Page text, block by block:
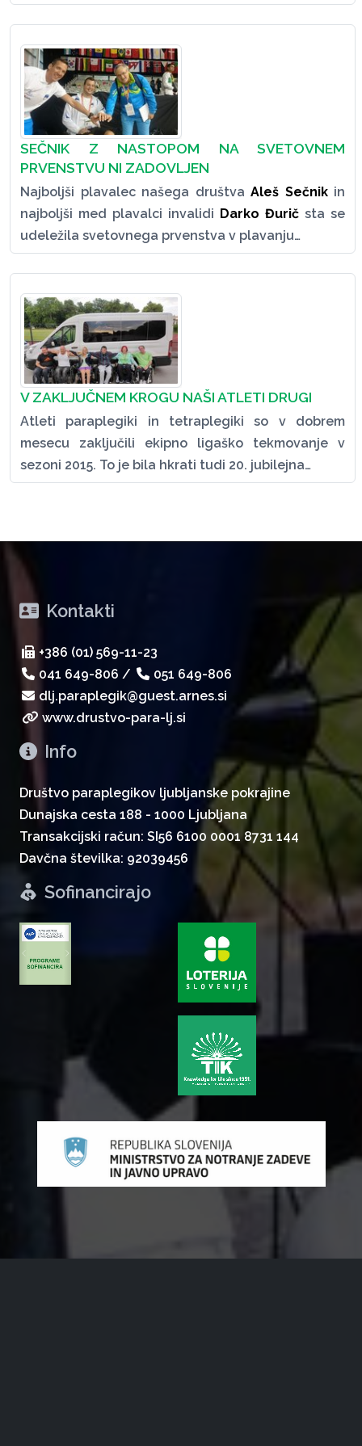
SEČNIK Z NASTOPOM NA SVETOVNEM
PRVENSTVU NI ZADOVLJEN
Najboljši plavalec našega društva Aleš Sečnik in
najboljši med plavalci invalidi Darko Đurič sta se
udeležila svetovnega prvenstva v plavanju…
V ZAKLJUČNEM KROGU NAŠI ATLETI DRUGI
Atleti paraplegiki in tetraplegiki so v dobrem
mesecu zaključili ekipno ligaško tekmovanje v
sezoni 2015. To je bila hkrati tudi 20. jubilejna…
Kontakti
+386 (01) 569-11-23
041 649-806 /
051 649-806
dlj.paraplegik@guest.arnes.si
www.drustvo-para-lj.si
Info
Društvo paraplegikov ljubljanske pokrajine
Dunajska cesta 188 - 1000 Ljubljana
Transakcijski račun: SI56 6100 0001 8731 144
Davčna številka: 92039456
zurück
Sofinancirajo